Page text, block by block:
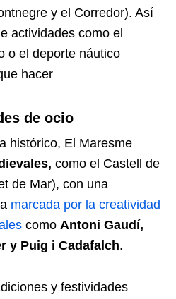
y el Corredor). Así
actividades como el
o el deporte náutico
hacer
de ocio
histórico, El Maresme
como el Castell de
de Mar), con una
marcada por la creatividad
como Antoni Gaudí,
y Puig i Cadafalch.
y festividades